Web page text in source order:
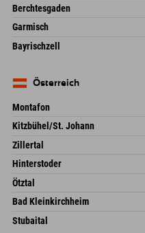
Deutschland
An der Riese 45
87484 Nesselwang im Allgäu
Deutschland
Berchtesgaden
Hofreitstr. 7
Deutschland
Garmisch
Frickenstraße 22
82490 Farchant
Bayrischzell
Deutschland
Österreich
Montafon
Dorfstr. 127b
6793 Gaschurn/Montafon
Österreich
Kitzbühel/St. Johann
Speckbacherstraße 87
6380 St. Johann in Tirol
Österreich
Zillertal
Schmiedau 2
Österreich
Hinterstoder
Freizeitpark 10
4573 Hinterstoder
Österreich
Ötztal
Gscheat 14
Österreich
Bad Kleinkirchheim
Dorfstraße 24
9546 Bad Kleinkirchheim
Stubaital